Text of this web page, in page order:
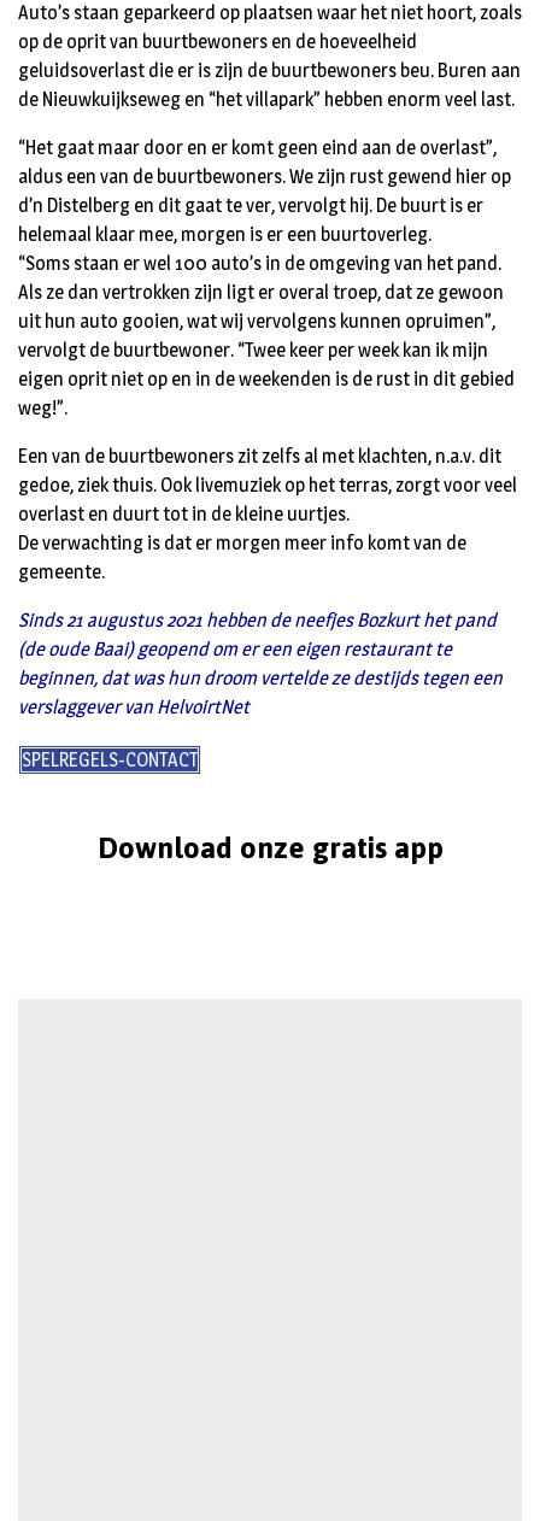
Auto’s staan geparkeerd op plaatsen waar het niet hoort, zoals
op de oprit van buurtbewoners en de hoeveelheid
geluidsoverlast die er is zijn de buurtbewoners beu. Buren aan
de Nieuwkuijkseweg en “het villapark” hebben enorm veel last.
“Het gaat maar door en er komt geen eind aan de overlast”,
aldus een van de buurtbewoners. We zijn rust gewend hier op
d’n Distelberg en dit gaat te ver, vervolgt hij. De buurt is er
helemaal klaar mee, morgen is er een buurtoverleg.
“Soms staan er wel 100 auto’s in de omgeving van het pand.
Als ze dan vertrokken zijn ligt er overal troep, dat ze gewoon
uit hun auto gooien, wat wij vervolgens kunnen opruimen”,
vervolgt de buurtbewoner. “Twee keer per week kan ik mijn
eigen oprit niet op en in de weekenden is de rust in dit gebied
weg!”.
Een van de buurtbewoners zit zelfs al met klachten, n.a.v. dit
gedoe, ziek thuis. Ook livemuziek op het terras, zorgt voor veel
overlast en duurt tot in de kleine uurtjes.
De verwachting is dat er morgen meer info komt van de
gemeente.
Sinds 21 augustus 2021 hebben de neefjes Bozkurt het pand
(de oude Baai) geopend om er een eigen restaurant te
beginnen, dat was hun droom vertelde ze destijds tegen een
verslaggever van HelvoirtNet
SPELREGELS-CONTACT
Download onze gratis app